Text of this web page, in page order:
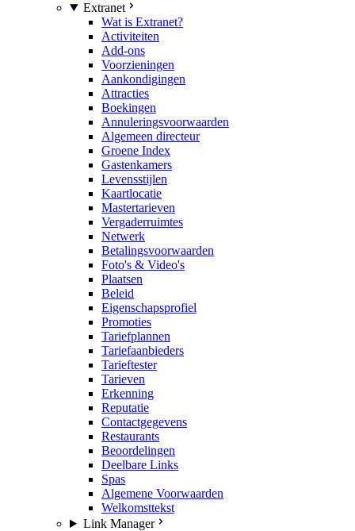
Extranet
Wat is Extranet?
Activiteiten
Add-ons
Voorzieningen
Aankondigingen
Attracties
Boekingen
Annuleringsvoorwaarden
Algemeen directeur
Groene Index
Gastenkamers
Levensstijlen
Kaartlocatie
Mastertarieven
Vergaderruimtes
Netwerk
Betalingsvoorwaarden
Foto's & Video's
Plaatsen
Beleid
Eigenschapsprofiel
Promoties
Tariefplannen
Tariefaanbieders
Tarieftester
Tarieven
Erkenning
Reputatie
Contactgegevens
Restaurants
Beoordelingen
Deelbare Links
Spas
Algemene Voorwaarden
Welkomsttekst
Link Manager